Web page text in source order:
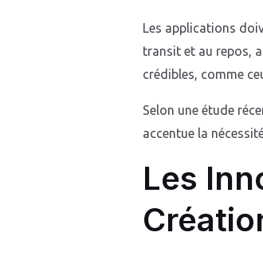
Les applications
transit et au repos,
crédibles, comme
Selon une étude
accentue la
Les